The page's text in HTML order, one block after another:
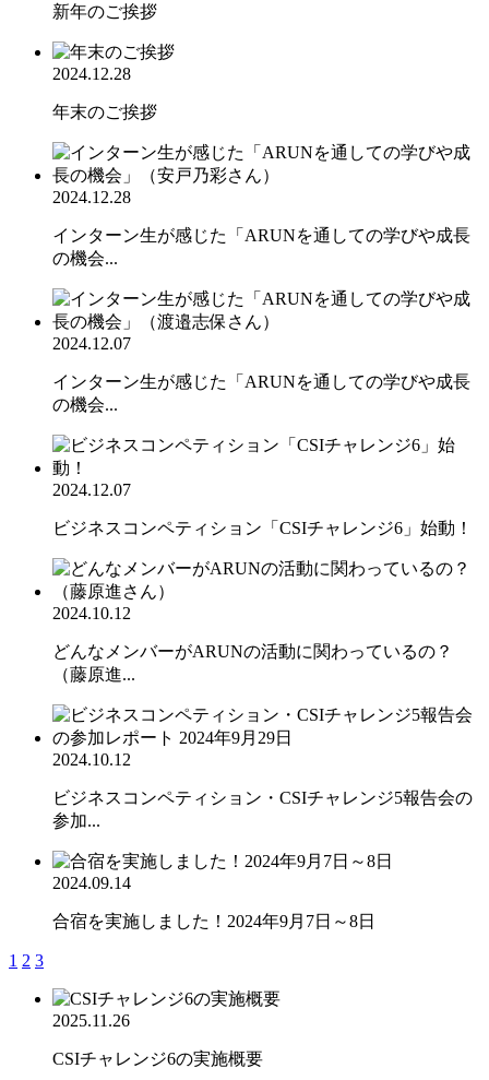
新年のご挨拶
2024.12.28
年末のご挨拶
2024.12.28
インターン生が感じた「ARUNを通しての学びや成長
の機会...
2024.12.07
インターン生が感じた「ARUNを通しての学びや成長
の機会...
2024.12.07
ビジネスコンペティション「CSIチャレンジ6」始動！
2024.10.12
どんなメンバーがARUNの活動に関わっているの？
（藤原進...
2024.10.12
ビジネスコンペティション・CSIチャレンジ5報告会の
参加...
2024.09.14
合宿を実施しました！2024年9月7日～8日
1 2 3
2025.11.26
CSIチャレンジ6の実施概要